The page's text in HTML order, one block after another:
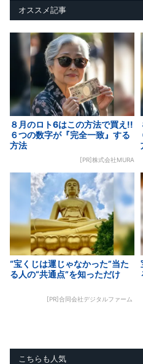
オススメ記事
８月のロト6はこの方法で買え!!
６つの数字が『完全一致』する
方法
[PR]株式会社MURA
“宝くじは運じゃなかった”当た
る人の“共通点”を知っただけ
[PR]合同会社デジタルファーム
こちらも人気